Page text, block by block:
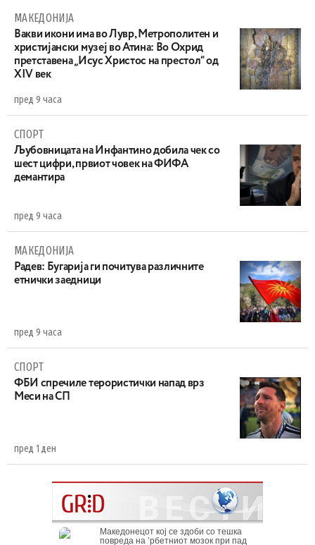
МАКЕДОНИЈА
Вакви икони има во Лувр, Метрополитен и
христијански музеј во Атина: Во Охрид
претставена „Исус Христос на престол“ од
XIV век
пред 9 часа
СПОРТ
Љубовницата на Инфантино добила чек со
шест цифри, првиот човек на ФИФА
демантира
пред 9 часа
МАКЕДОНИЈА
Радев: Бугарија ги почитува различните
етнички заедници
пред 9 часа
СПОРТ
ФБИ спречиле терористички напад врз
Меси на СП
пред 1 ден